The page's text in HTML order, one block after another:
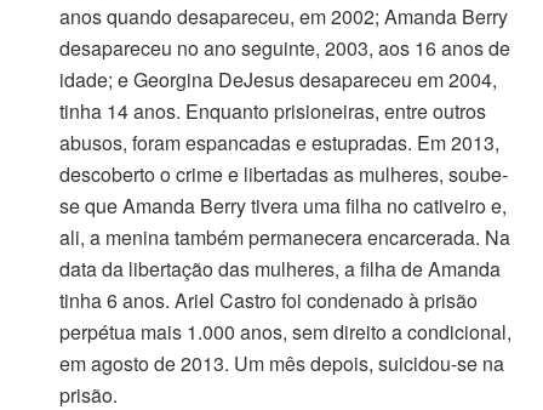
anos quando desapareceu, em 2002; Amanda Berry
desapareceu no ano seguinte, 2003, aos 16 anos de
idade; e Georgina DeJesus desapareceu em 2004,
tinha 14 anos. Enquanto prisioneiras, entre outros
abusos, foram espancadas e estupradas. Em 2013,
descoberto o crime e libertadas as mulheres, soube-
se que Amanda Berry tivera uma filha no cativeiro e,
ali, a menina também permanecera encarcerada. Na
data da libertação das mulheres, a filha de Amanda
tinha 6 anos. Ariel Castro foi condenado à prisão
perpétua mais 1.000 anos, sem direito a condicional,
em agosto de 2013. Um mês depois, suicidou-se na
prisão.